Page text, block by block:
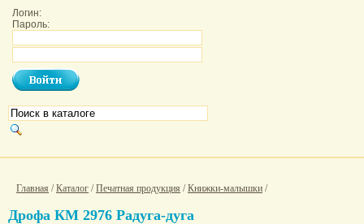
Главная /Каталог /Печатная продукция /Книжки-малышки /
Дрофа КМ 2976 Радуга-дуга
Логин:
Пароль: